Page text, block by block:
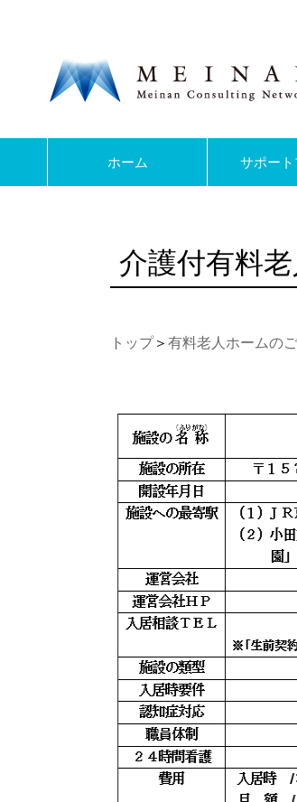
ホーム サポート
介護付有料
トップ＞ 有料老人ホームの